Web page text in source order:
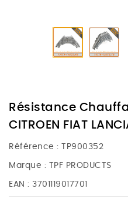
Résistance
CITROEN FIAT
Référence : TP900352
Marque : TPF PRODUCTS
EAN : 3701119017701